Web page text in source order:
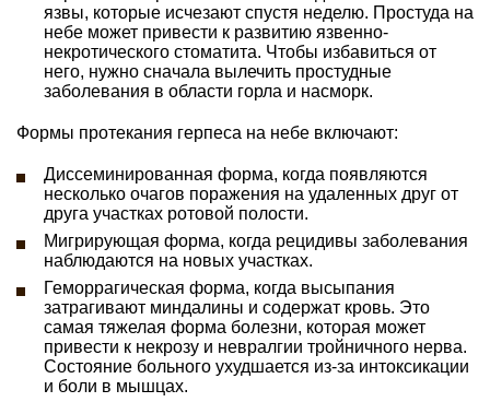
язвы, которые исчезают спустя неделю. Простуда на
небе может привести к развитию язвенно-
некротического стоматита. Чтобы избавиться от
него, нужно сначала вылечить простудные
заболевания в области горла и насморк.
Формы протекания герпеса на небе включают:
Диссеминированная форма, когда появляются
несколько очагов поражения на удаленных друг от
друга участках ротовой полости.
Мигрирующая форма, когда рецидивы заболевания
наблюдаются на новых участках.
Геморрагическая форма, когда высыпания
затрагивают миндалины и содержат кровь. Это
самая тяжелая форма болезни, которая может
привести к некрозу и невралгии тройничного нерва.
Состояние больного ухудшается из-за интоксикации
и боли в мышцах.